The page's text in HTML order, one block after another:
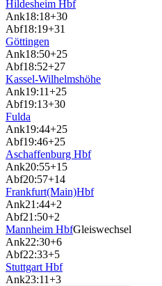
Hildesheim Hbf
Ank18:18+30
Abf18:19+31
Göttingen
Ank18:50+25
Abf18:52+27
Kassel-Wilhelmshöhe
Ank19:11+25
Abf19:13+30
Fulda
Ank19:44+25
Abf19:46+25
Aschaffenburg Hbf
Ank20:55+15
Abf20:57+14
Frankfurt(Main)Hbf
Ank21:44+2
Abf21:50+2
Mannheim HbfGleiswechsel
Ank22:30+6
Abf22:33+5
Stuttgart Hbf
Ank23:11+3